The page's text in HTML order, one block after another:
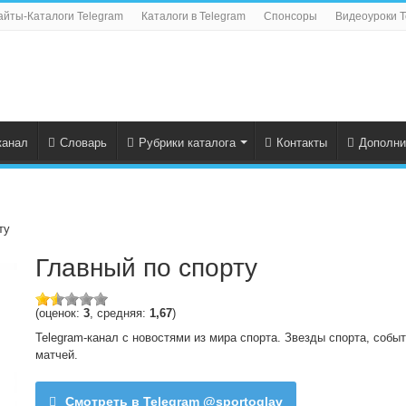
Каталоги Telegram Каталоги в Telegram Спонсоры Видеоуроки
Словарь Рубрики каталога Контакты
Главный по спорту
(оценок: 3, средняя: 1,67)
Telegram-канал с новостями из мира спорта. Звезды спорта,
матчей.
Смотреть в Telegram @sportoglav